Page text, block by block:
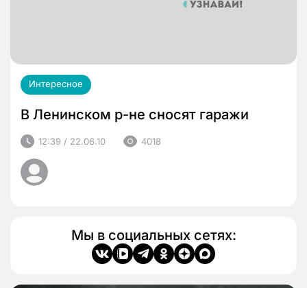
Интересное
В Ленинском р-не сносят гаражи
12:39 / 22.06.10 4018
Мы в социальных сетях: